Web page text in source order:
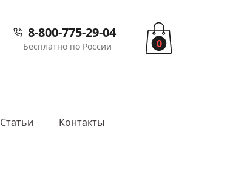
8-800-775-29-04
Бесплатно по России 0
Статьи Контакты